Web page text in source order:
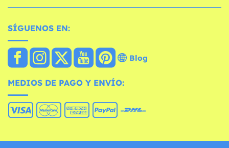
SÍGUENOS EN:
Blog
MEDIOS DE PAGO Y ENVÍO: